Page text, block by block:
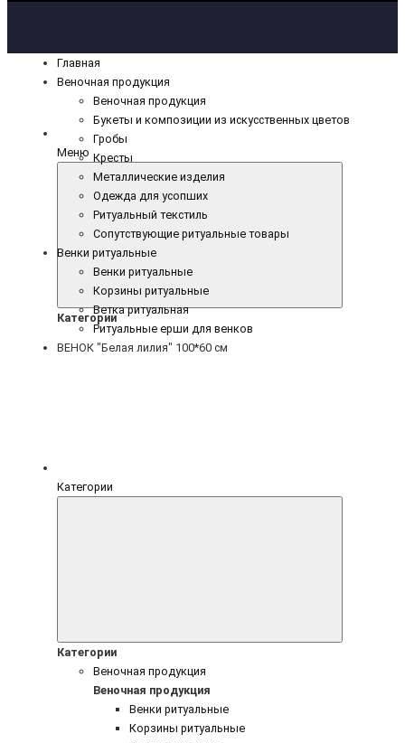
Меню
Категории
Категории
Категории
Веночная продукция
Веночная продукция
Венки ритуальные
Корзины ритуальные
Главная
Веночная продукция
Веночная продукция
Букеты и композиции из искусственных цветов
Гробы
Кресты
Металлические изделия
Одежда для усопших
Ритуальный текстиль
Сопутствующие ритуальные товары
Венки ритуальные
Венки ритуальные
Корзины ритуальные
Ветка ритуальная
Ритуальные ерши для венков
ВЕНОК "Белая лилия" 100*60 см